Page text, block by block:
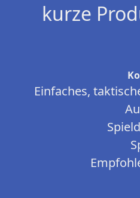
kurze
Einfaches,